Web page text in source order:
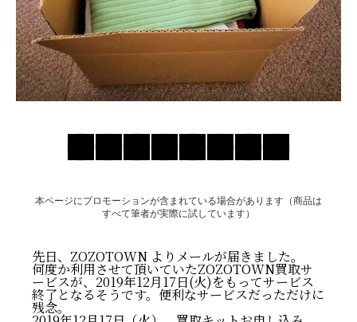
本ページにプロモーションが含まれている場合があります（商品は
すべて筆者が実際に試しています）
先日、ZOZOTOWN よりメールが届きました。
何度か利用させて頂いていたZOZOTOWN買取サ
ービスが、2019年12月17日(火)をもってサービス
終了となるそうです。便利なサービスだっただけに
残念。